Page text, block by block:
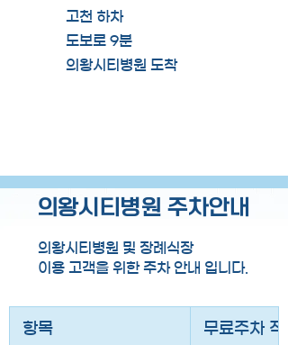
고천 하차
도보로 9분
의왕시티병원 도착
의왕시티병원 주차안내
의왕시티병원 및 장례식장
이용 고객을 위한 주차 안내 입니다.
항목 무료주차 적